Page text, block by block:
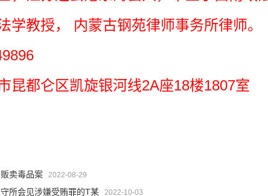
学教授， 内蒙古钢苑律师事务所律师。
昆都仑区凯旋银河线2A座18楼1807室
卖毒品案 2022-08-29
所会见涉嫌受贿罪的T某 2022-10-03